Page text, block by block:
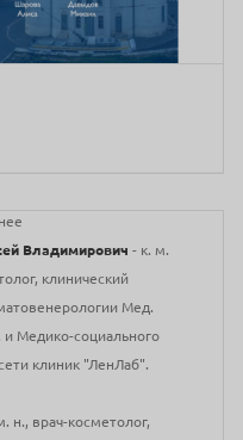
Владимирович - к. м.
клинический
Мед.
Медико-социального
клиник "ЛенЛаб".
н., врач-косметолог,